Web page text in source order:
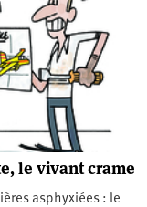
le vivant crame
asphyxiées : le